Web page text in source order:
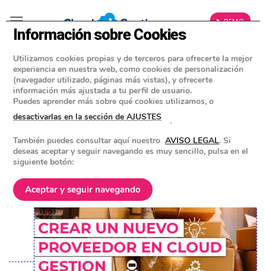
▶ DEMO
BLOG»SOFTWARE DE FACTURACIÓN
Proveedores en tu ERP: Cómo crear
un nuevo proveedor en Cloud
Gestion
POSTED ON8 ENERO 2024
Información sobre Cookies
Utilizamos cookies propias y de terceros para ofrecerte la mejor
experiencia en nuestra web, como cookies de personalización
(navegador utilizado, páginas más vistas), y ofrecerte
información más ajustada a tu perfil de usuario.
Puedes aprender más sobre qué cookies utilizamos, o
desactivarlas en la sección de AJUSTES
.
También puedes consultar aquí nuestro AVISO LEGAL. Si
deseas aceptar y seguir navegando es muy sencillo, pulsa en el
siguiente botón:
Aceptar y seguir navegando